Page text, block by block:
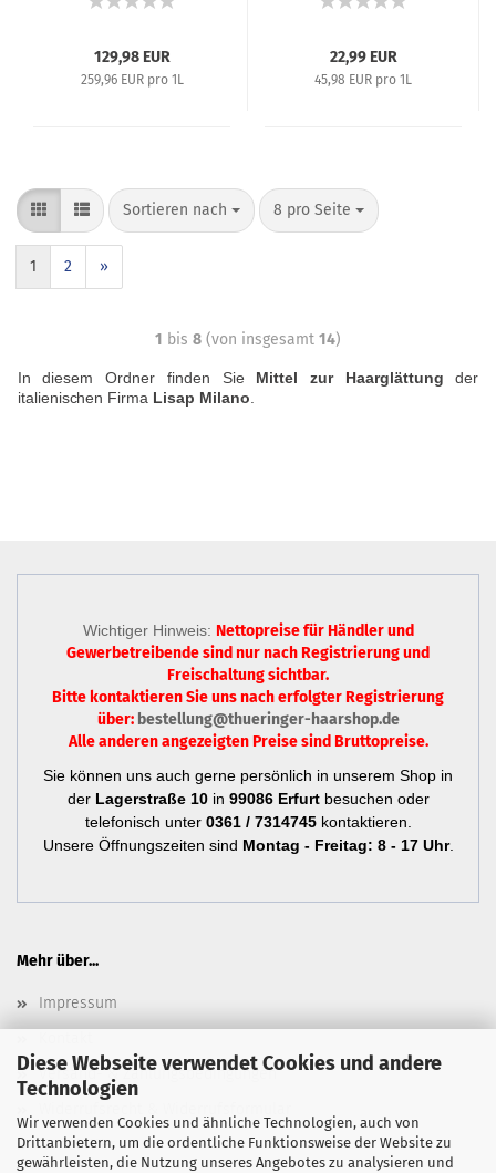
Diese Webseite verwendet Cookies und andere
Technologien
Wir verwenden Cookies und ähnliche Technologien, auch von
Drittanbietern, um die ordentliche Funktionsweise der Website zu
gewährleisten, die Nutzung unseres Angebotes zu analysieren und
Haarglättungs-Fluid #2
129,98 EUR
259,96 EUR pro 1L
Vorbehandlung für die
500 ml
22,99 EUR
45,98 EUR pro 1L
Sortieren nach 8 pro Seite
1 2 »
1 bis 8 (von insgesamt 14)
In diesem Ordner finden Sie Mittel zur Haarglättung der
italienischen Firma Lisap Milano
Wichtiger Hinweis: Nettopreise für Händler und
Gewerbetreibende sind nurnach Registrierungund
Freischaltung sichtbar.
Bitte kontaktieren Sie uns nach erfolgter Registrierung
über: bestellung@thueringer-haarshop.de
Alle anderen angezeigten Preise sind Bruttopreise.
Sie können uns auch gerne persönlich in unserem Shop in
der Lagerstraße 10in 99086 Erfurtbesuchen oder
telefonisch unter 0361 / 7314745kontaktieren.
Unsere Öffnungszeiten sind Montag - Freitag: 8 - 17 Uhr.
Mehr über...
Impressum
Versand- & Zahlungsbedingungen
Newsletter